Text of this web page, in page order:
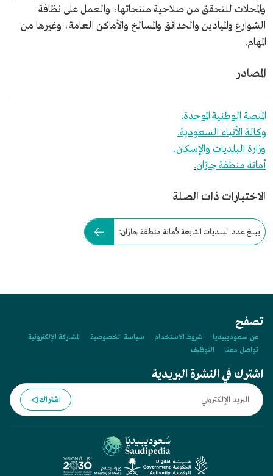
والمحلات للتحقق من صلاحية منتجاتها، والعمل على نظافة
الشوارع والميادين والحدائق والمسالخ والأماكن العامة، وغيرها من
المهام.
المصادر
المنصة الوطنية الموحدة.
وكالة الأنباء السعودية.
وزارة البلديات والإسكان.
أمانة منطقة جازان.
الاختبارات ذات الصلة
يبلغ عدد البلديات التابعة لأمانة منطقة جازان:
تصفح
عن سعوديبيديا شروط الاستخدام سياسة الخصوصية
المشاركة الإلكترونية
تواصل معنا
التوظيف
اشترك في النشرة البريدية
اشتراك